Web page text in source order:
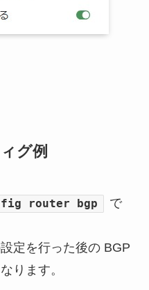
グ例
router bgp
で
定を行った後の BGP
ります。